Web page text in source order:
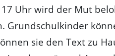
17 Uhr wird der Mut
Grundschulkinder
sie den Text zu